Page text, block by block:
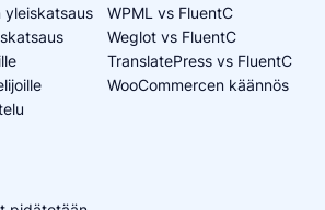
yleiskatsaus
WPML vs FluentC
Weglot vs FluentC
TranslatePress vs FluentC
WooCommercen käännös